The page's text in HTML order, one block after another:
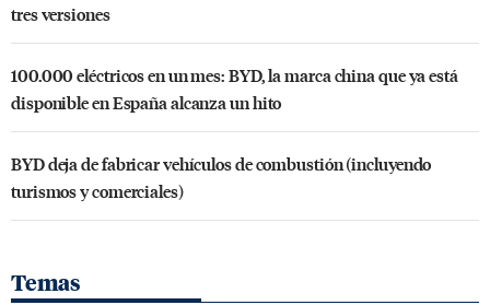
tres versiones
100.000 eléctricos en un mes: BYD, la marca china que ya está
disponible en España alcanza un hito
BYD deja de fabricar vehículos de combustión (incluyendo
turismos y comerciales)
Temas